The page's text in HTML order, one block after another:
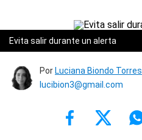
Evita salir durante un alerta
Por Luciana Biondo Torres
lucibion3@gmail.com